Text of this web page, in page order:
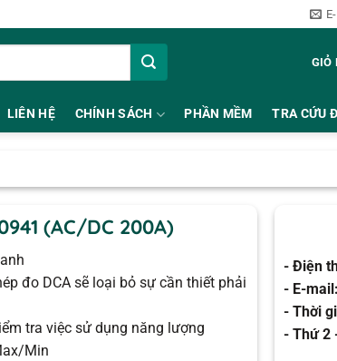
GIỎ
LIÊN HỆ CHÍNH SÁCH PHẦN MỀM TRA CỨU
(AC/DC 200A)
đo DCA sẽ loại bỏ sự cần thiết phải
tra việc sử dụng năng lượng
Min
- Điện
- E-mail:
- Thời
- Thứ 2